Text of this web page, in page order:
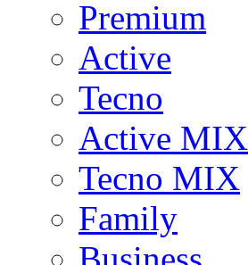
Premium
Active
Tecno
Active MIX
Tecno MIX
Family